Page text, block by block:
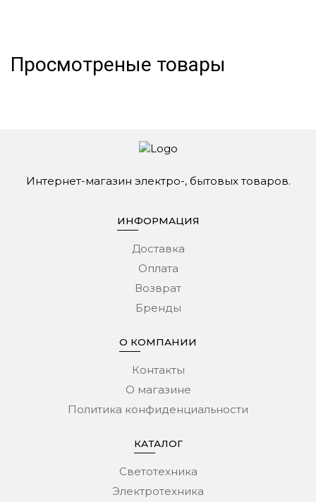
Просмотреные товары
Интернет-магазин электро-, бытовых товаров.
ИНФОРМАЦИЯ
Доставка
Оплата
Возврат
Бренды
О КОМПАНИИ
Контакты
О магазине
Политика конфиденциальности
КАТАЛОГ
Светотехника
Электротехника